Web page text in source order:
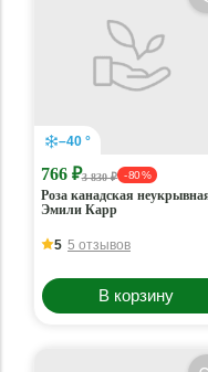
–40 °
766 ₽3 830 ₽ - 80 %
Роза канадская
Эмили Карр
5 5 отзывов
В корзину